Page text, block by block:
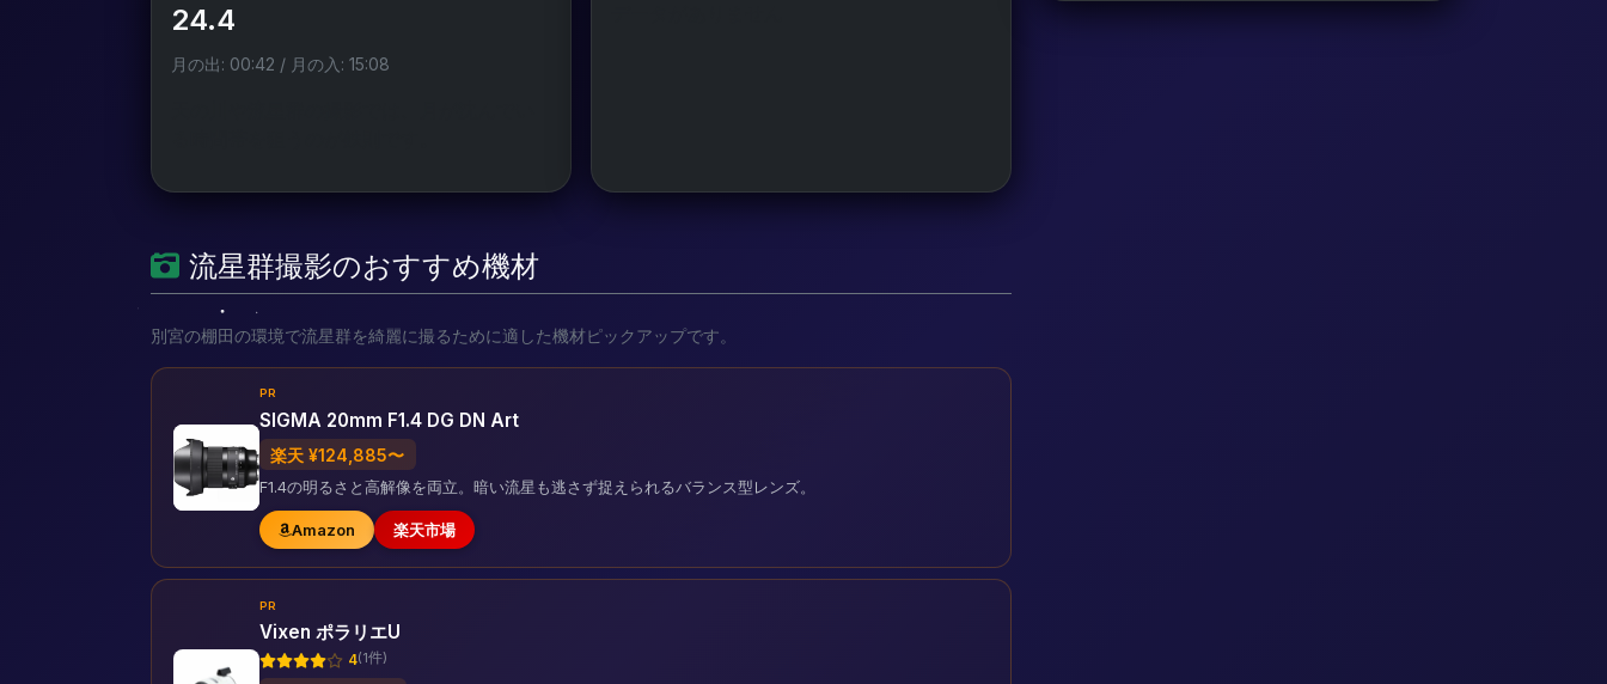
24.4
月の出: 00:42 / 月の入: 15:08
流星群撮影のおすすめ機材
別宮の棚田の環境で流星群を綺麗に撮るために適した機材ピックアップです。
PR
SIGMA 20mm F1.4 DG DN Art
楽天 ¥124,885〜
F1.4の明るさと高解像を両立。暗い流星も逃さず捉えられるバランス型レンズ。
Amazon 楽天市場
PR
Vixen ポラリエU
4(1件)